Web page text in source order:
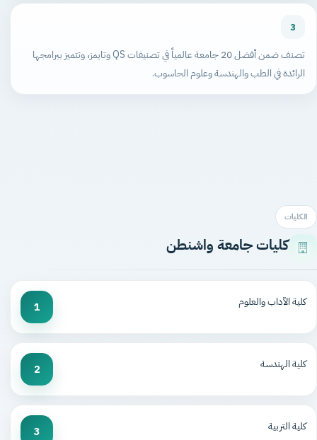
3
تصنف ضمن أفضل 20 جامعة عالمياً في تصنيفات QS وتايمز، وتتميز ببرامجها
الرائدة في الطب والهندسة وعلوم الحاسوب.
الكليات
كليات جامعة واشنطن
كلية الآداب والعلوم 1
كلية الهندسة 2
كلية التربية 3